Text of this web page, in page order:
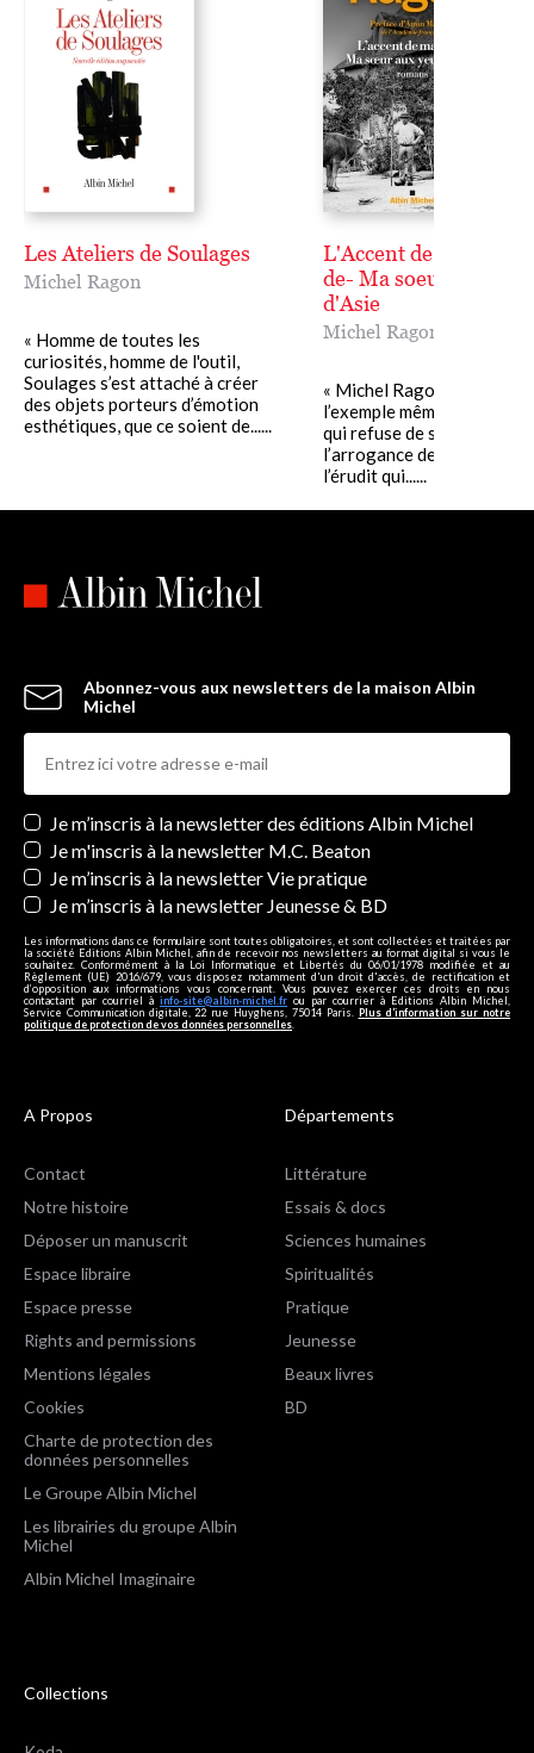
Les Ateliers de Soulages
Michel Ragon
« Homme de toutes les
curiosités, homme de l'outil,
Soulages s’est attaché à créer
des objets porteurs d’émotion
esthétiques, que ce soient de......
L'Accent de ma mère
de- Ma soeur aux yeux
d'Asie
Michel Ragon
« Michel Ragon est à mes
l’exemple même de l’être
qui refuse de s’enfermer
l’arrogance de l’élitisme, de
l’érudit qui......
Abonnez-vous aux newsletters de la maison Albin
Michel
Newsletters
Je m’inscris à la newsletter des éditions Albin Michel
Je m'inscris à la newsletter M.C. Beaton
Je m’inscris à la newsletter Vie pratique
Je m’inscris à la newsletter Jeunesse & BD
Les informations dans ce formulaire sont toutes obligatoires, et sont collectées et traitées par
la société Editions Albin Michel, afin de recevoir nos newsletters au format digital si vous le
souhaitez. Conformément à la Loi Informatique et Libertés du 06/01/1978 modifiée et au
Règlement (UE) 2016/679, vous disposez notamment d'un droit d'accès, de rectification et
d’opposition aux informations vous concernant. Vous pouvez exercer ces droits en nous
contactant par courriel à info-site@albin-michel.fr ou par courrier à Editions Albin Michel,
Service Communication digitale, 22 rue Huyghens, 75014 Paris. Plus d’information sur notre
politique de protection de vos données personnelles
A Propos
Contact
Notre histoire
Déposer un manuscrit
Espace libraire
Espace presse
Rights and permissions
Mentions légales
Cookies
Charte de protection des
données personnelles
Le Groupe Albin Michel
Les librairies du groupe Albin
Michel
Albin Michel Imaginaire
Départements
Littérature
Essais & docs
Sciences humaines
Spiritualités
Pratique
Jeunesse
Beaux livres
BD
Collections